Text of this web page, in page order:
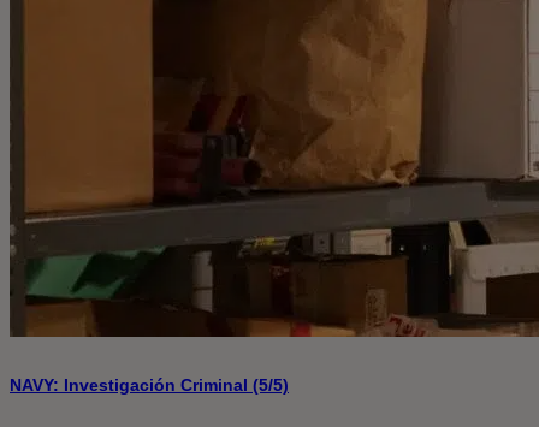
NAVY: Investigación Criminal (5/5)